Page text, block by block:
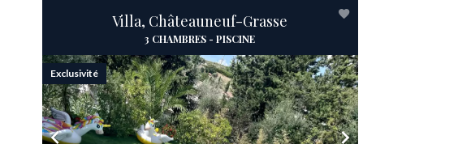
Villa, Châteauneuf-Grasse
3 CHAMBRES - PISCINE
Exclusivité